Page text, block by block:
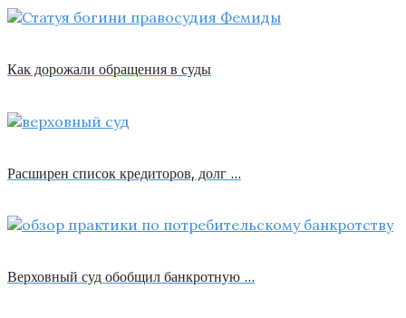
Как дорожали обращения в суды
Расширен список кредиторов, долг …
Верховный суд обобщил банкротную …